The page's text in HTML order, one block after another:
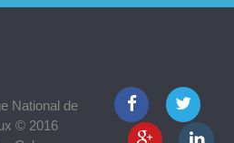
National de
© 2016